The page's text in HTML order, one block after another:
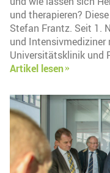
und therapieren?
Stefan Frantz. Seit 1.
und Intensivmediziner
Universitätsklinik und
Artikel lesen